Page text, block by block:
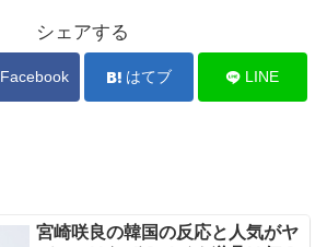
シェアする
Facebook はてブ LINE
宮崎咲良の韓国の反応と人気がヤ